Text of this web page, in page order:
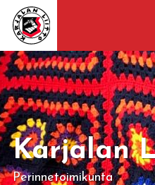
Karjalan
Perinnetoimikunta